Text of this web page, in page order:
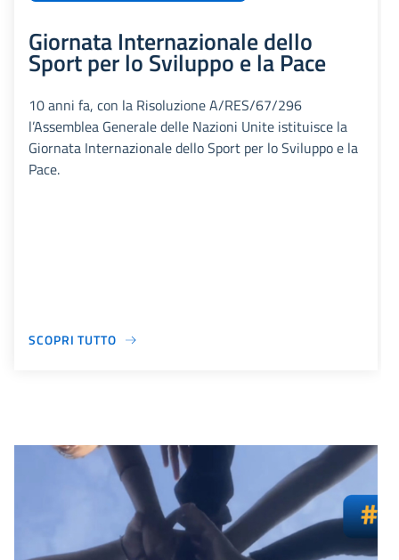
Giornata Internazionale dello
Sport per lo Sviluppo e la Pace
10 anni fa, con la Risoluzione A/RES/67/296
l’Assemblea Generale delle Nazioni Unite istituisce la
Giornata Internazionale dello Sport per lo Sviluppo e la
Pace.
SCOPRI TUTTO